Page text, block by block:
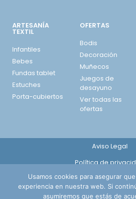
ARTESANÍA
TEXTIL
Infantiles
Bebes
Fundas tablet
Estuches
Porta-cubiertos
OFERTAS
Bodis
Decoración
Muñecos
Juegos de
desayuno
Ver todas las
ofertas
Aviso Legal
Política de
Política de
Envíos, cambios y
Usamos cookies para asegurar
experiencia en nuestra web. Si
asumiremos que estás de